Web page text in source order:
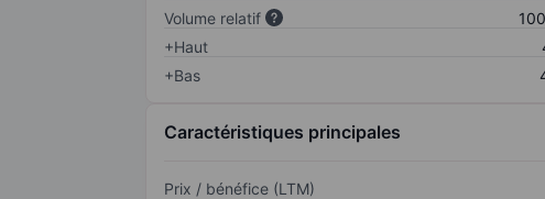
Volume relatif
+Haut
+Bas
Caractéristiques principales
Prix / bénéfice (LTM)